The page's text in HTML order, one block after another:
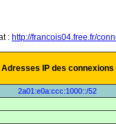
: http://francois04.free.fr/
Adresses IP des connexions
2a01:e0a:ccc:1000::/52